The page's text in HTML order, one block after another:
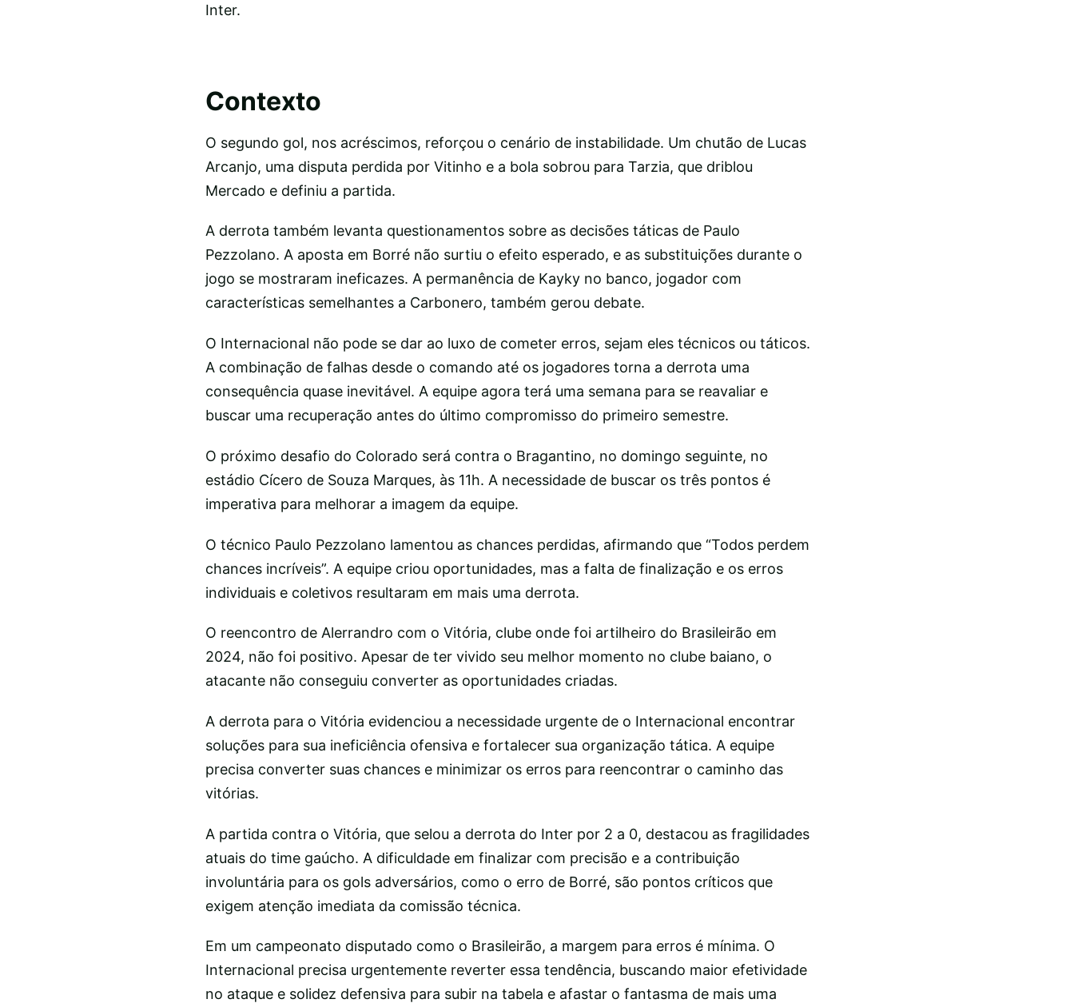
Inter.
Contexto
O segundo gol, nos acréscimos, reforçou o cenário de instabilidade. Um chutão de Lucas
Arcanjo, uma disputa perdida por Vitinho e a bola sobrou para Tarzia, que driblou
Mercado e definiu a partida.
A derrota também levanta questionamentos sobre as decisões táticas de Paulo
Pezzolano. A aposta em Borré não surtiu o efeito esperado, e as substituições durante o
jogo se mostraram ineficazes. A permanência de Kayky no banco, jogador com
características semelhantes a Carbonero, também gerou debate.
O Internacional não pode se dar ao luxo de cometer erros, sejam eles técnicos ou táticos.
A combinação de falhas desde o comando até os jogadores torna a derrota uma
consequência quase inevitável. A equipe agora terá uma semana para se reavaliar e
buscar uma recuperação antes do último compromisso do primeiro semestre.
O próximo desafio do Colorado será contra o Bragantino, no domingo seguinte, no
estádio Cícero de Souza Marques, às 11h. A necessidade de buscar os três pontos é
imperativa para melhorar a imagem da equipe.
O técnico Paulo Pezzolano lamentou as chances perdidas, afirmando que “Todos perdem
chances incríveis”. A equipe criou oportunidades, mas a falta de finalização e os erros
individuais e coletivos resultaram em mais uma derrota.
O reencontro de Alerrandro com o Vitória, clube onde foi artilheiro do Brasileirão em
2024, não foi positivo. Apesar de ter vivido seu melhor momento no clube baiano, o
atacante não conseguiu converter as oportunidades criadas.
A derrota para o Vitória evidenciou a necessidade urgente de o Internacional encontrar
soluções para sua ineficiência ofensiva e fortalecer sua organização tática. A equipe
precisa converter suas chances e minimizar os erros para reencontrar o caminho das
vitórias.
A partida contra o Vitória, que selou a derrota do Inter por 2 a 0, destacou as fragilidades
atuais do time gaúcho. A dificuldade em finalizar com precisão e a contribuição
involuntária para os gols adversários, como o erro de Borré, são pontos críticos que
exigem atenção imediata da comissão técnica.
Em um campeonato disputado como o Brasileirão, a margem para erros é mínima. O
Internacional precisa urgentemente reverter essa tendência, buscando maior efetividade
no ataque e solidez defensiva para subir na tabela e afastar o fantasma de mais uma